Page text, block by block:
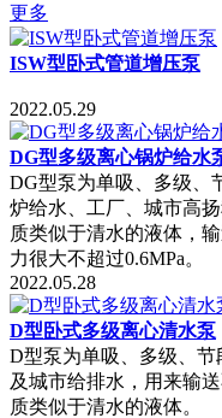
更多
ISW型卧式管道增压泵
2022.05.29
DG型多级离心锅炉给水
DG型泵为单吸、多级、
炉给水、工厂、城市高
质类似于清水的液体，
力很大不超过0.6MPa。
2022.05.28
D型卧式多级离心清水泵
D型泵为单吸、多级、
及城市给排水，用来输
质类似于清水的液体。